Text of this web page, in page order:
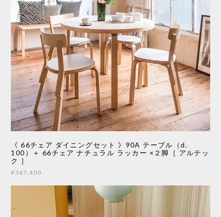
《 66チェア ダイニングセット 》90A テーブル（d.
100）＋ 66チェア ナチュラル ラッカー ×２脚［ アルテッ
ク ］
¥367,400